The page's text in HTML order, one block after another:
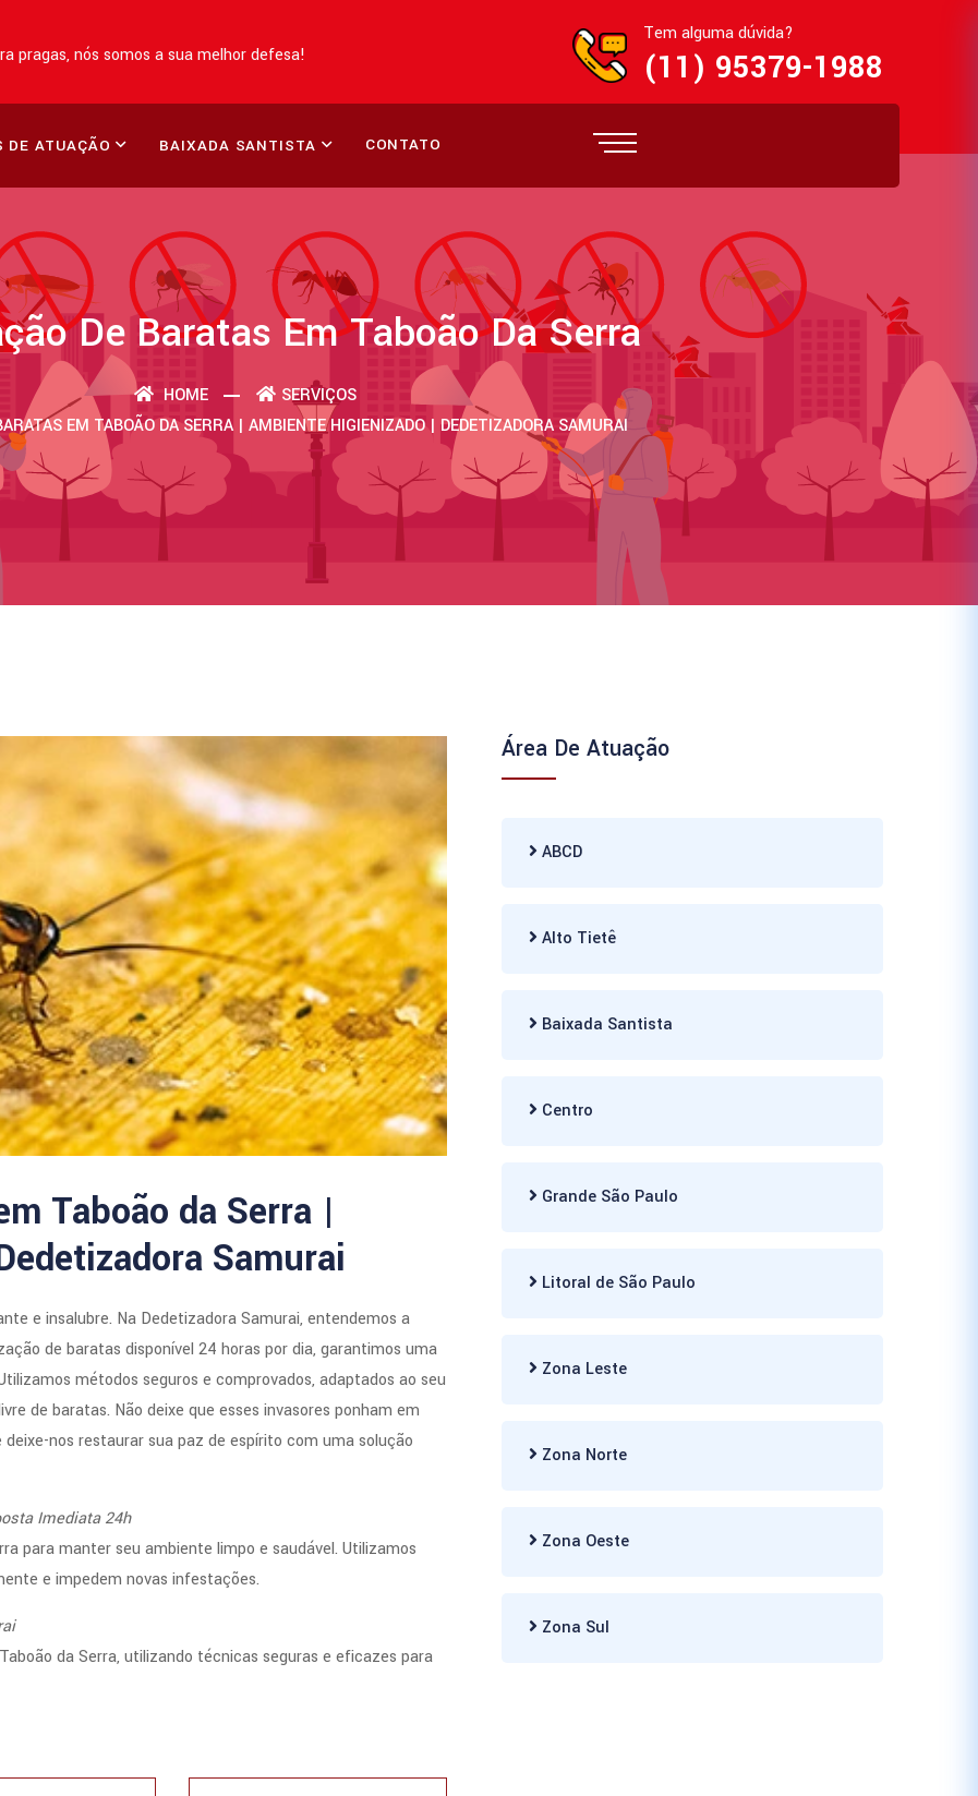
pragas, nós somos a sua melhor defesa!
Tem alguma dúvida?
(11) 95379-1988
DE ATUAÇÃO BAIXADA SANTISTA CONTATO
De Baratas Em Taboão Da Serra
HOME
SERVIÇOS
EM TABOÃO DA SERRA | AMBIENTE HIGIENIZADO | DEDETIZADORA SAMURAI
Taboão da Serra |
Samurai
e insalubre. Na Dedetizadora Samurai, entendemos a
de baratas disponível 24 horas por dia, garantimos uma
métodos seguros e comprovados, adaptados ao seu
de baratas. Não deixe que esses invasores ponham em
nos restaurar sua paz de espírito com uma solução
Imediata 24h
para manter seu ambiente limpo e saudável. Utilizamos
e impedem novas infestações.
da Serra, utilizando técnicas seguras e eficazes para
Área De Atuação
ABCD
Alto Tietê
Baixada Santista
Centro
Grande São Paulo
Litoral de São Paulo
Zona Leste
Zona Norte
Zona Oeste
Zona Sul